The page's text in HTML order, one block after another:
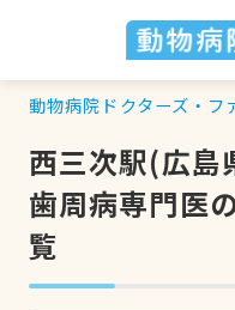
動物病院ドクターズ・フ
西三次駅(広島
歯周病専門医
覧